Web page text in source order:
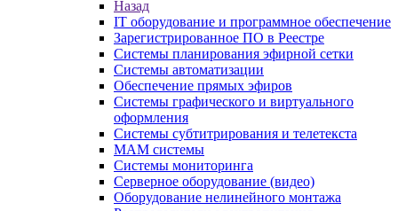
Назад
IT оборудование и программное обеспечение
Зарегистрированное ПО в Реестре
Системы планирования эфирной сетки
Системы автоматизации
Обеспечение прямых эфиров
Системы графического и виртуального
оформления
Системы субтитрирования и телетекста
MAM системы
Системы мониторинга
Серверное оборудование (видео)
Оборудование нелинейного монтажа